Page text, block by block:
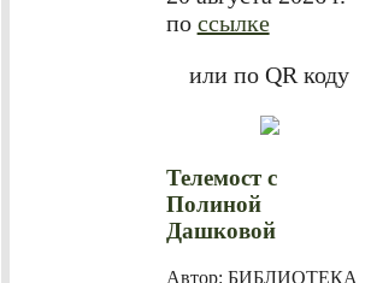
по ссылке
или по QR коду
Телемост с
Полиной
Дашковой
Автор: БИБЛИОТЕКА